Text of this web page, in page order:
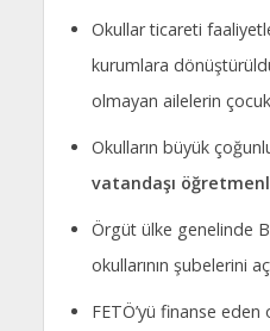
Okullar ticareti
kurumlara
olmayan ailelerin
Okulların büyük
vatandaşı
Örgüt ülke genelinde
okullarının şubelerini
FETÖ’yü finanse eden